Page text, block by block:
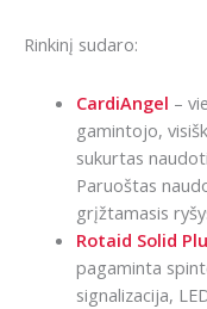
Rinkinį sudaro:
CardiAngel –
gamintojo,
sukurtas
Paruoštas
grįžtamasis
Rotaid Solid
pagaminta
signalizacija,